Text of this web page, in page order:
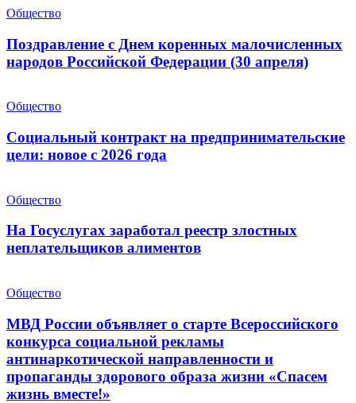
Общество
Поздравление с Днем коренных малочисленных
народов Российской Федерации (30 апреля)
Общество
Социальный контракт на предпринимательские
цели: новое с 2026 года
Общество
На Госуслугах заработал реестр злостных
неплательщиков алиментов
Общество
МВД России объявляет о старте Всероссийского
конкурса социальной рекламы
антинаркотической направленности и
пропаганды здорового образа жизни «Спасем
жизнь вместе!»